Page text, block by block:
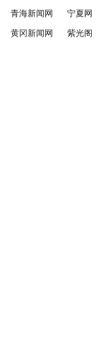
青海新闻网
宁夏网
黄冈新闻网
紫光阁